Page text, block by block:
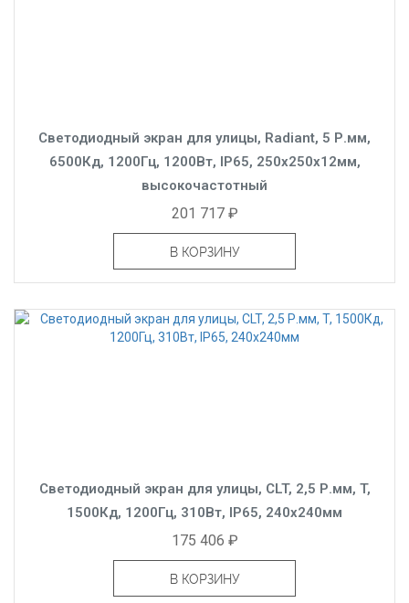
Светодиодный экран для улицы, Radiant, 5 Р.мм,
6500Кд, 1200Гц, 1200Вт, IP65, 250x250x12мм,
высокочастотный
201 717 ₽
В КОРЗИНУ
Светодиодный экран для улицы, CLT, 2,5 Р.мм, T,
1500Кд, 1200Гц, 310Вт, IP65, 240x240мм
175 406 ₽
В КОРЗИНУ